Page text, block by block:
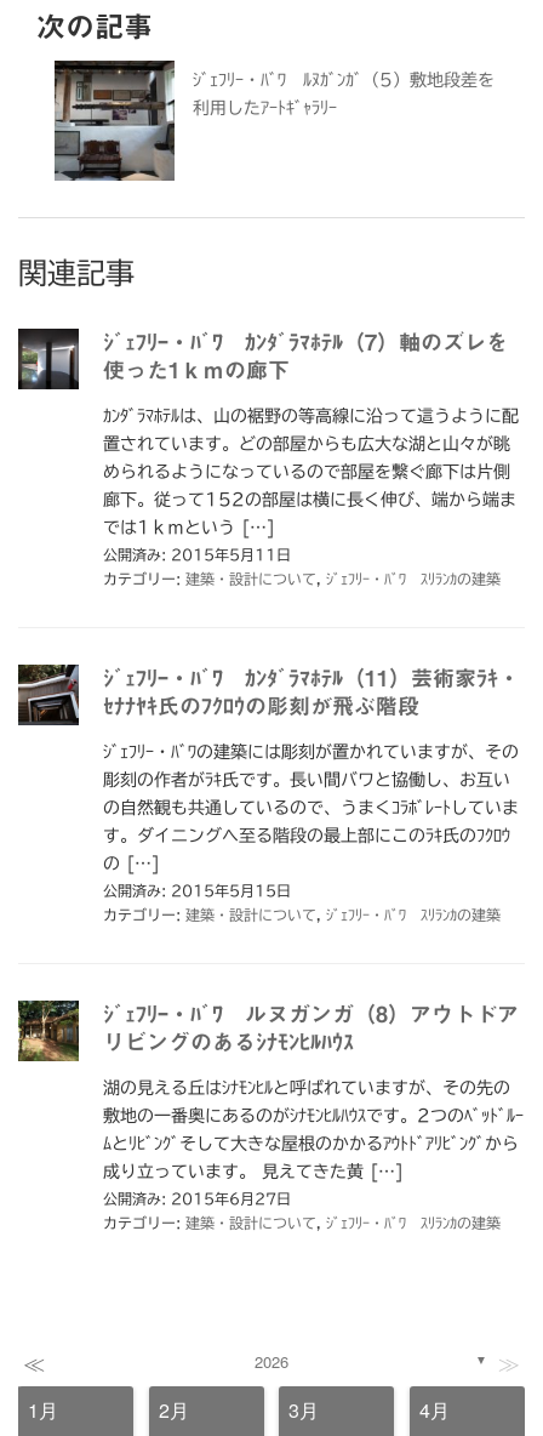
次の記事
ｼﾞｪﾌﾘｰ・ﾊﾞﾜ ﾙﾇｶﾞﾝｶﾞ（5）敷地段差を
利用したｱｰﾄｷﾞｬﾗﾘｰ
関連記事
ｼﾞｪﾌﾘｰ・ﾊﾞﾜ ｶﾝﾀﾞﾗﾏﾎﾃﾙ（7）軸のズレを
使った1ｋｍの廊下
ｶﾝﾀﾞﾗﾏﾎﾃﾙは、山の裾野の等高線に沿って這うように配
置されています。どの部屋からも広大な湖と山々が眺
められるようになっているので部屋を繋ぐ廊下は片側
廊下。従って152の部屋は横に長く伸び、端から端ま
では1ｋｍという […]
公開済み: 2015年5月11日
カテゴリー: 建築・設計について ｼﾞｪﾌﾘｰ・ﾊﾞﾜ ｽﾘﾗﾝｶの建築
ｼﾞｪﾌﾘｰ・ﾊﾞﾜ ｶﾝﾀﾞﾗﾏﾎﾃﾙ（11）芸術家ﾗｷ・
ｾﾅﾅﾔｷ氏のﾌｸﾛｳの彫刻が飛ぶ階段
ｼﾞｪﾌﾘｰ・ﾊﾞﾜの建築には彫刻が置かれていますが、その
彫刻の作者がﾗｷ氏です。長い間バワと協働し、お互い
の自然観も共通しているので、うまくｺﾗﾎﾞﾚｰﾄしていま
す。ダイニングへ至る階段の最上部にこのﾗｷ氏のﾌｸﾛｳ
の […]
公開済み: 2015年5月15日
カテゴリー: 建築・設計について ｼﾞｪﾌﾘｰ・ﾊﾞﾜ ｽﾘﾗﾝｶの建築
ｼﾞｪﾌﾘｰ・ﾊﾞﾜ ルヌガンガ（8）アウトドア
リビングのあるｼﾅﾓﾝﾋﾙﾊｳｽ
湖の見える丘はｼﾅﾓﾝﾋﾙと呼ばれていますが、その先の
敷地の一番奥にあるのがｼﾅﾓﾝﾋﾙﾊｳｽです。2つのﾍﾞｯﾄﾞﾙｰ
ﾑとﾘﾋﾞﾝｸﾞそして大きな屋根のかかるｱｳﾄﾄﾞｱﾘﾋﾞﾝｸﾞから
成り立っています。 見えてきた黄 […]
公開済み: 2015年6月27日
カテゴリー: 建築・設計について ｼﾞｪﾌﾘｰ・ﾊﾞﾜ ｽﾘﾗﾝｶの建築
≪ 2026 ▼ ≫
1月 2月 3月 4月